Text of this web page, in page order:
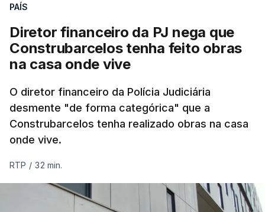
PAÍS
Diretor financeiro da PJ nega que
Construbarcelos tenha feito obras
na casa onde vive
O diretor financeiro da Polícia Judiciária
desmente "de forma categórica" que a
Construbarcelos tenha realizado obras na casa
onde vive.
RTP / 32 min.